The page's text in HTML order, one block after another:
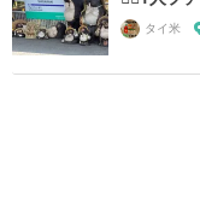
タイ米